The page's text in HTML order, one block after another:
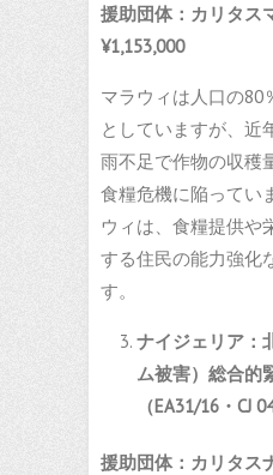
援助団体：カリ
¥1,153,000
マラウィは人口の80
としていますが、近
雨不足で作物の収穫
食糧危機に陥ってい
ウィは、食糧提供や
する住民の能力強化
す。
ナイジェリア：
ム被害）総合的
（EA31/16 ・ CJ
援助団体：カリタ